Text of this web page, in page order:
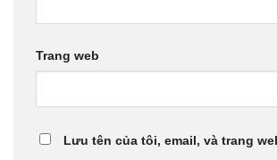
Trang web
Lưu tên của tôi, email, và trang